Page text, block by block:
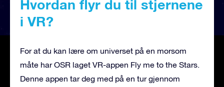
Hvordan flyr du til stjernene
i VR?
For at du kan lære om universet på en morsom
måte har OSR laget VR-appen Fly me to the Stars.
Denne appen tar deg med på en tur gjennom